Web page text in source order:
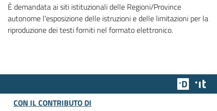
È demandata ai siti istituzionali delle Regioni/Province
autonome l'esposizione delle istruzioni e delle limitazioni per la
riproduzione dei testi forniti nel formato elettronico.
Team
CON IL CONTRIBUTO DI